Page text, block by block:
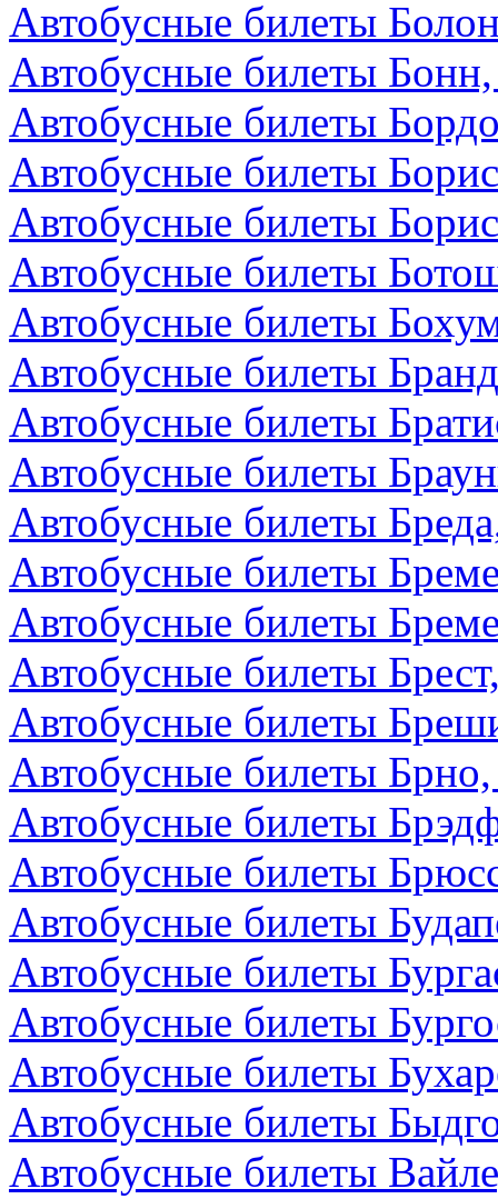
Автобусные билеты
Автобусные билеты
Автобусные билеты
Автобусные билеты
Автобусные билеты
Автобусные билеты
Автобусные билеты
Автобусные билеты
Автобусные билеты
Автобусные билеты
Автобусные билеты
Автобусные билеты
Автобусные билеты
Автобусные билеты
Автобусные билеты
Автобусные билеты
Автобусные билеты
Автобусные билеты
Автобусные билеты
Автобусные билеты
Автобусные билеты
Автобусные билеты
Автобусные билеты
Автобусные билеты